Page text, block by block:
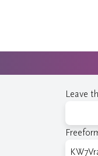
Leave